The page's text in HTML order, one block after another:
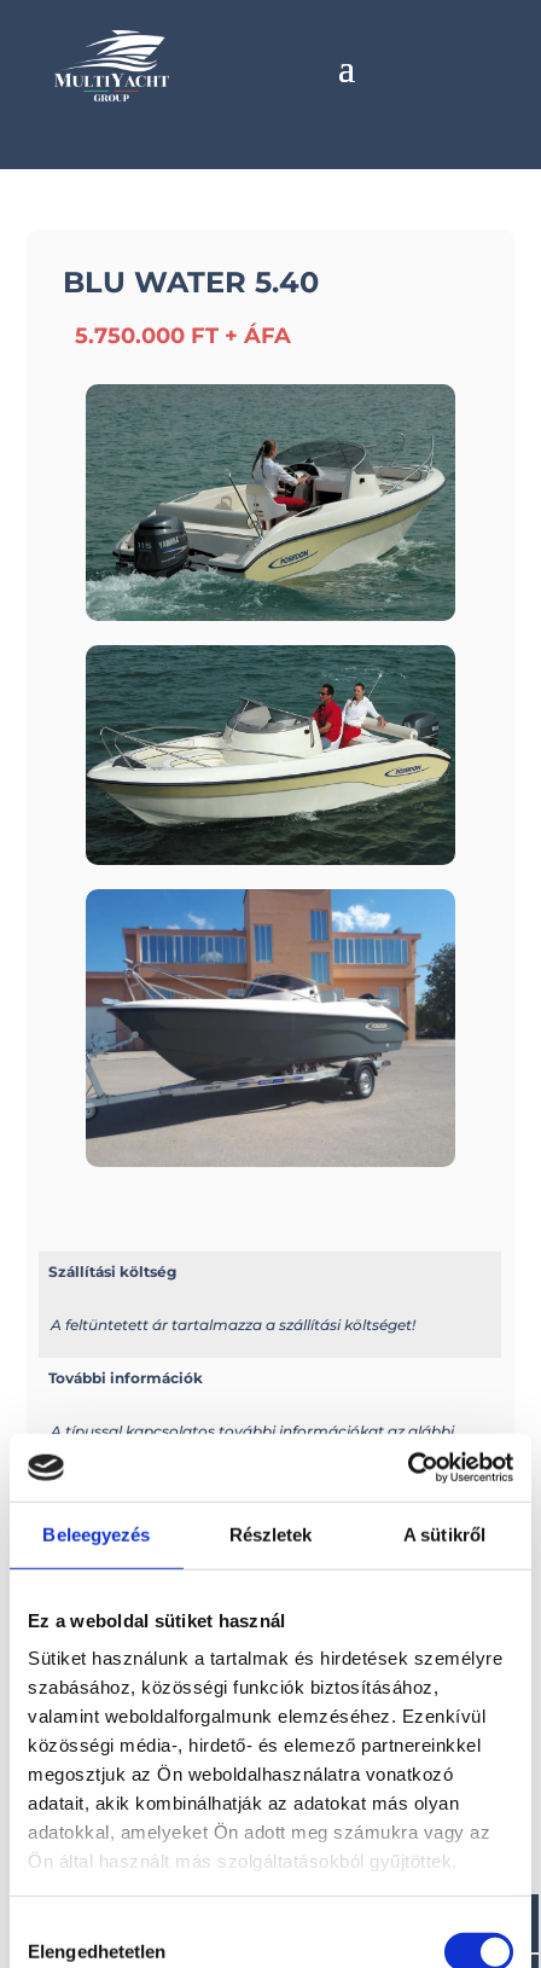
Beleegyezés Részletek A sütikről
Ez a weboldal sütiket használ
Sütiket használunk a tartalmak és hirdetések személyre
szabásához, közösségi funkciók biztosításához,
valamint weboldalforgalmunk elemzéséhez. Ezenkívül
közösségi média-, hirdető- és elemező partnereinkkel
megosztjuk az Ön weboldalhasználatra vonatkozó
adatait, akik kombinálhatják az adatokat más olyan
adatokkal, amelyeket Ön adott meg számukra vagy az
Ön által használt más szolgáltatásokból gyűjtöttek.
kiválasztása
Elengedhetetlen
BLU WATER 5.40
5.750.000 FT + ÁFA
Méretek
Hossz: 5,40 m
Szélesség: 2,10 m
Tömeg : ~ 560 kg
Merülési magasság: 0,35 m
Deadrise: <20°
Paraméterek
Maximális teljesítmény: 75-115 LE
Személy kapacitása : 7 fő
Víztartály: 50 l
Szállítási költség
A feltüntetett ár tartalmazza a szállítási költséget!
További információk
A típussal kapcsolatos további információkat az alábbi
weboldalon találhatja meg: boats.gr/?lang=en
Elektromos kivitel?